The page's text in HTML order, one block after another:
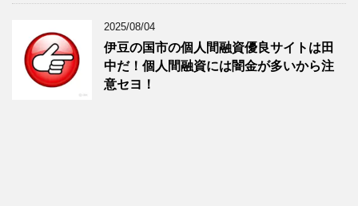
2025/08/04
伊豆の国市の個人間融資優良サイトは田
中だ！個人間融資には闇金が多いから注
意セヨ！